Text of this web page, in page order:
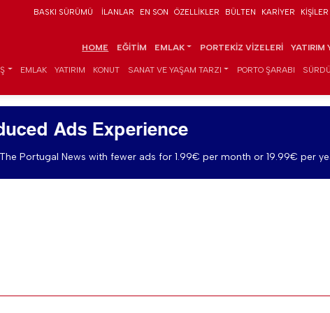
BASKI SÜRÜMÜ İLANLAR EN SON ÖZELLIKLER BÜLTEN KARIYER KIŞILER
HOME EĞITIM EMLAK PORTEKIZ VIZELERI YATIRIM
EMLAK YATIRIM KONUT SANAT VE YAŞAM TARZI PORTO ŞARABI
Ads Experience
Portugal News with fewer ads for 1.99€ per month or 19.99€ per